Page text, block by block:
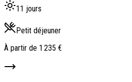
11 jours
Petit déjeuner
À partir de 1 235 €